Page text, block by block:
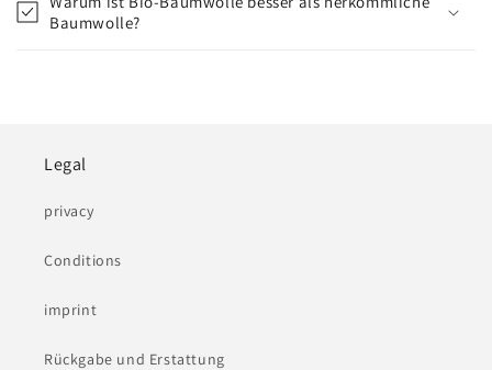
Baumwolle?
Legal
privacy
Conditions
imprint
Rückgabe und Erstattung